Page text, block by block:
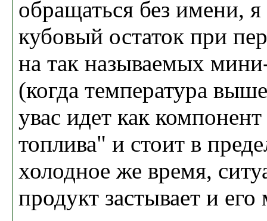
обращаться без имени,
кубовый остаток при
на так называемых
(когда температура
увас идет как
топлива" и стоит в
холодное же время,
продукт застывает и